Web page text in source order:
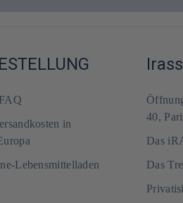
in
Lebensmittelladen
40,
Das
Das